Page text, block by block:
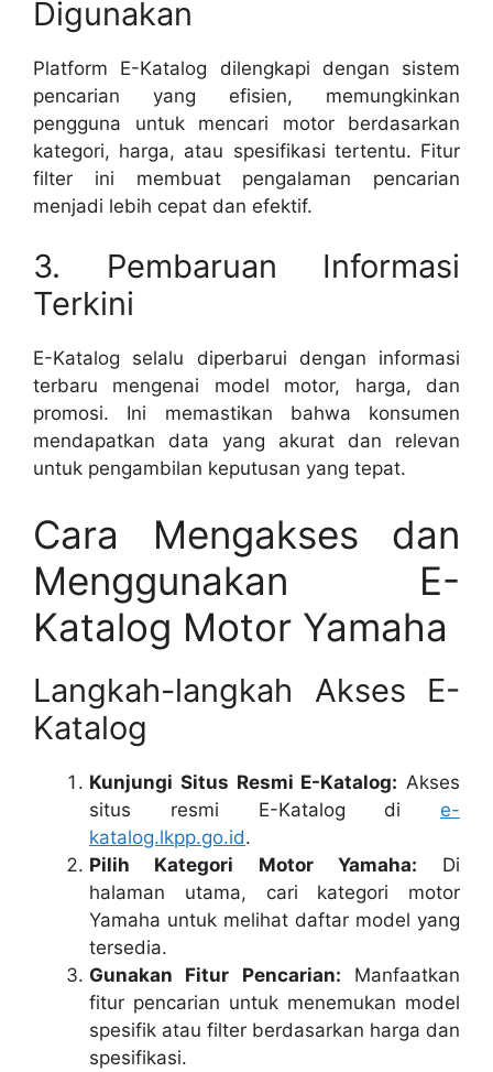
Digunakan
Platform E-Katalog dilengkapi dengan sistem
pencarian yang efisien, memungkinkan
pengguna untuk mencari motor berdasarkan
kategori, harga, atau spesifikasi tertentu. Fitur
filter ini membuat pengalaman pencarian
menjadi lebih cepat dan efektif.
3. Pembaruan Informasi
Terkini
E-Katalog selalu diperbarui dengan informasi
terbaru mengenai model motor, harga, dan
promosi. Ini memastikan bahwa konsumen
mendapatkan data yang akurat dan relevan
untuk pengambilan keputusan yang tepat.
Cara Mengakses dan
Menggunakan E-
Katalog Motor Yamaha
Langkah-langkah Akses E-
Katalog
Kunjungi Situs Resmi E-Katalog: Akses
situs resmi E-Katalog di e-
katalog.lkpp.go.id.
Pilih Kategori Motor Yamaha: Di
halaman utama, cari kategori motor
Yamaha untuk melihat daftar model yang
tersedia.
Gunakan Fitur Pencarian: Manfaatkan
fitur pencarian untuk menemukan model
spesifik atau filter berdasarkan harga dan
spesifikasi.